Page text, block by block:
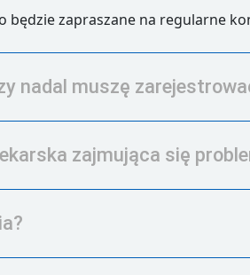
będzie zapraszane na regularne
nadal muszę
zajmująca się